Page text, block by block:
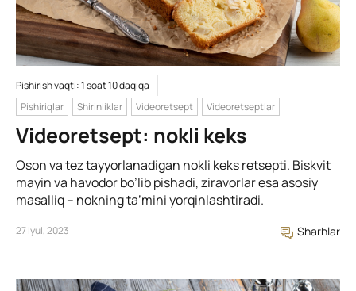
Pishirish vaqti: 1 soat 10 daqiqa
Pishiriqlar
Shirinliklar Videoretsept Videoretseptlar
Videoretsept: nokli keks
Oson va tez tayyorlanadigan nokli keks retsepti. Biskvit
mayin va havodor bo’lib pishadi, ziravorlar esa asosiy
masalliq – nokning ta’mini yorqinlashtiradi.
27 Iyul, 2023 Sharhlar